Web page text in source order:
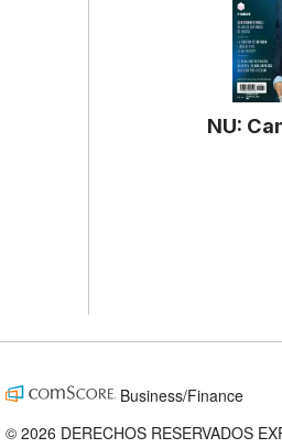
NU:
expansion
Business/Finance
© 2026 DERECHOS RESERVADOS